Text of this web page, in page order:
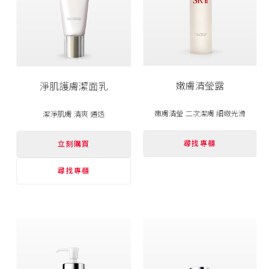
淨肌護膚潔面乳
潔淨肌膚 清爽 通透
立刻購買
尋找專櫃
嫩膚清瑩露
嫩膚清瑩 二次潔膚 細緻光滑
尋找專櫃